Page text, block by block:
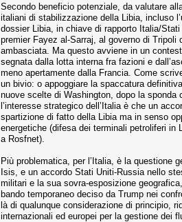
Secondo beneficio potenziale, da valutare
italiani di stabilizzazione della Libia, incluso
dossier Libia, in chiave di rapporto Italia/
premier Fayez al-Sarraj, al governo di
ambasciata. Ma questo avviene in un
segnata dalla lotta interna fra fazioni e
meno apertamente dalla Francia. Come
un bivio: o appoggiare la spaccatura
nuove scelte di Washington, dopo la
l’interesse strategico dell’Italia è che un
spartizione di fatto della Libia ma in senso
energetiche (difesa dei terminali petroliferi
a Rosfnet).
Più problematica, per l’Italia, è la questione
Isis, e un accordo Stati Uniti-Russia nello
militari e la sua sovra-esposizione
bando temporaneo deciso da Trump nei
là di qualunque considerazione di principio,
internazionali ed europei per la gestione dei